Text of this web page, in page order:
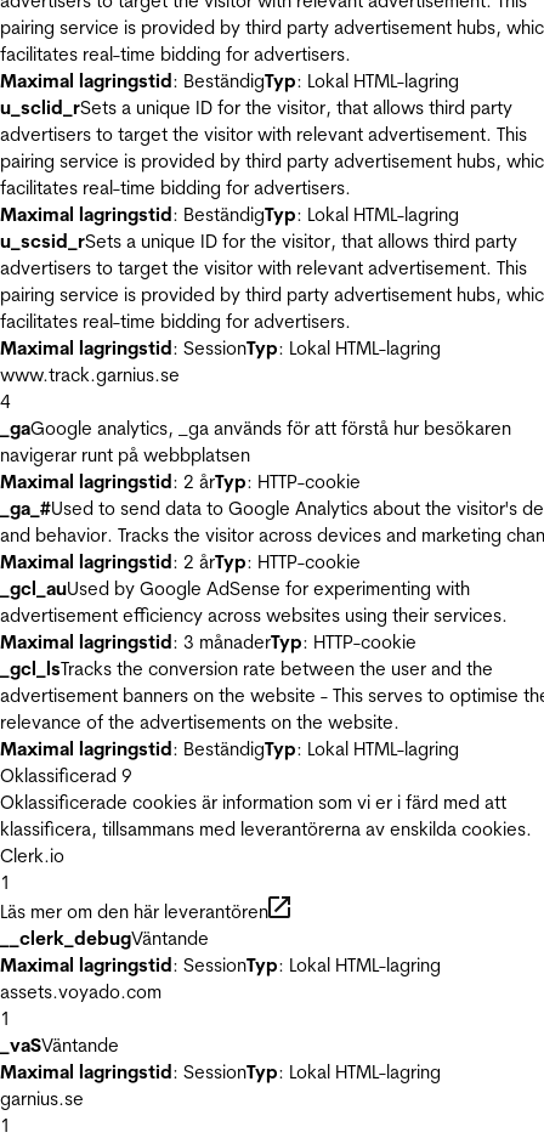
pairing service is provided by third party advertisement hubs,
facilitates real-time bidding for advertisers.
Maximal lagringstid: BeständigTyp: Lokal HTML-lagring
u_sclid_rSets a unique ID for the visitor, that allows third party
advertisers to target the visitor with relevant advertisement. This
pairing service is provided by third party advertisement hubs,
facilitates real-time bidding for advertisers.
Maximal lagringstid: BeständigTyp: Lokal HTML-lagring
u_scsid_rSets a unique ID for the visitor, that allows third party
advertisers to target the visitor with relevant advertisement. This
pairing service is provided by third party advertisement hubs,
facilitates real-time bidding for advertisers.
Maximal lagringstid: SessionTyp: Lokal HTML-lagring
www.track.garnius.se
4
_gaGoogle analytics, _ga används för att förstå hur besökaren
navigerar runt på webbplatsen
Maximal lagringstid: 2 årTyp: HTTP-cookie
_ga_#Used to send data to Google Analytics about the visitor's
and behavior. Tracks the visitor across devices and marketing
Maximal lagringstid: 2 årTyp: HTTP-cookie
_gcl_auUsed by Google AdSense for experimenting with
advertisement efficiency across websites using their services.
Maximal lagringstid: 3 månaderTyp: HTTP-cookie
_gcl_lsTracks the conversion rate between the user and the
advertisement banners on the website - This serves to optimise
relevance of the advertisements on the website.
Maximal lagringstid: BeständigTyp: Lokal HTML-lagring
Oklassificerad 9
Oklassificerade cookies är information som vi er i färd med att
klassificera, tillsammans med leverantörerna av enskilda cookies.
Clerk.io
1
Läs mer om den här leverantören
__clerk_debugVäntande
Maximal lagringstid: SessionTyp: Lokal HTML-lagring
assets.voyado.com
1
_vaSVäntande
Maximal lagringstid: SessionTyp: Lokal HTML-lagring
garnius.se
1